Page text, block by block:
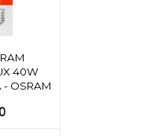
40W
- OSRAM